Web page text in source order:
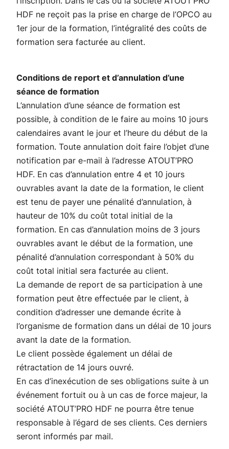
HDF ne reçoit pas la prise en charge de l’OPCO au
1er jour de la formation, l’intégralité des coûts de
formation sera facturée au client.
Conditions de report et d’annulation d’une
séance de formation
L’annulation d’une séance de formation est
possible, à condition de le faire au moins 10 jours
calendaires avant le jour et l’heure du début de la
formation. Toute annulation doit faire l’objet d’une
notification par e-mail à l’adresse ATOUT’PRO
HDF. En cas d’annulation entre 4 et 10 jours
ouvrables avant la date de la formation, le client
est tenu de payer une pénalité d’annulation, à
hauteur de 10% du coût total initial de la
formation. En cas d’annulation moins de 3 jours
ouvrables avant le début de la formation, une
pénalité d’annulation correspondant à 50% du
coût total initial sera facturée au client.
La demande de report de sa participation à une
formation peut être effectuée par le client, à
condition d’adresser une demande écrite à
l’organisme de formation dans un délai de 10 jours
avant la date de la formation.
Le client possède également un délai de
rétractation de 14 jours ouvré.
En cas d’inexécution de ses obligations suite à un
événement fortuit ou à un cas de force majeur, la
société ATOUT’PRO HDF ne pourra être tenue
responsable à l’égard de ses clients. Ces derniers
seront informés par mail.